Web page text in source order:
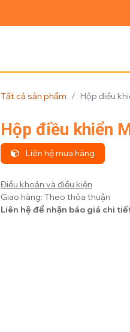
Tất cả sản phẩm Hộp điều
Hộp điều khiển
Liên hệ mua hàng
Điều khoản và điều kiện
Giao hàng: Theo thỏa thuận
Liên hệ để nhận báo giá chi